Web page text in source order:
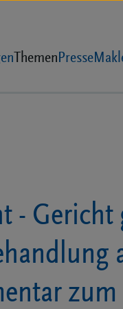
ThemenPresse
- Gericht